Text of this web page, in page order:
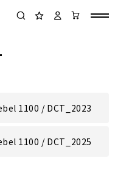
1100 / DCT_2023
1100 / DCT_2025